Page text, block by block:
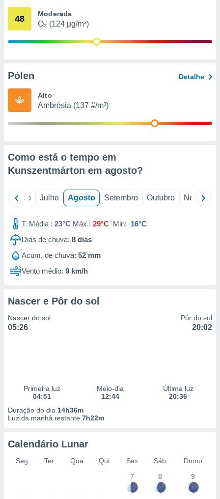
através
estudos
1199
48 Moderada
O₃ (124 µg/m³)
Pólen Detalhe
Alto
Ambrósia (137 #/m³)
Como está o tempo em
Kunszentmárton em agosto?
Junho Julho Agosto Setembro Outubro Novembro
T. Média : 23°C Máx.: 29°C Min: 16°C
Dias de chuva: 8 dias
Acum. de chuva: 52 mm
Vento médio: 9 km/h
Nascer e Pôr do sol
Nascer do sol
05:26
Pôr do sol
20:02
Primeira luz
04:51
Meio-dia
12:44
Última luz
20:36
Duração do dia 14h36m
Luz da manhã restante 7h22m
Calendário Lunar
Seg Ter Qua Qui Sex Sáb
Domo
7
8 9